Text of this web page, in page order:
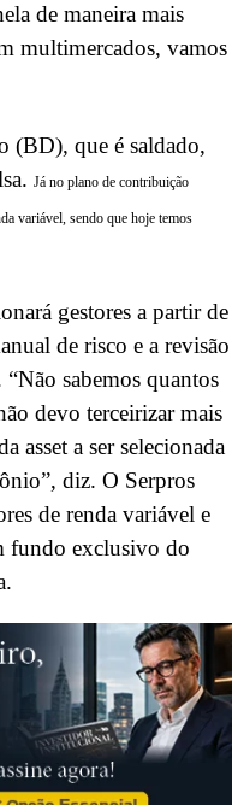
de maneira mais
multimercados, vamos
(BD), que é saldado,
Já no plano de contribuição
variável, sendo que hoje temos
gestores a partir de
de risco e a revisão
sabemos quantos
devo terceirizar mais
asset a ser selecionada
diz. O Serpros
de renda variável e
fundo exclusivo do